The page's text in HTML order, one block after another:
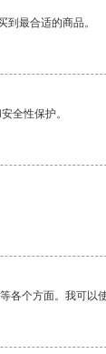
最合适的商品。
全性保护。
个方面。我可以